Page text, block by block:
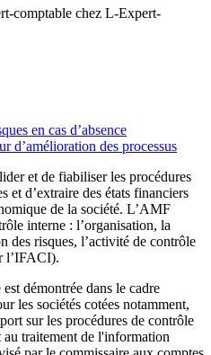
comptable chez L-Expert-
en cas d’absence
d’amélioration des processus
et de fiabiliser les procédures
et d’extraire des états financiers
de la société. L’AMF
interne : l’organisation, la
des risques, l’activité de contrôle
l’IFACI).
démontrée dans le cadre
les sociétés cotées notamment,
sur les procédures de contrôle
traitement de l'information